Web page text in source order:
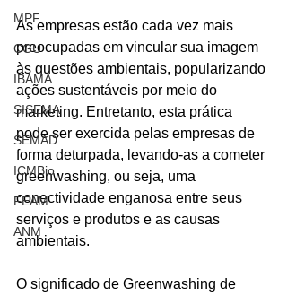
MPF
CGU
IBAMA
SISEMA
SEMAD
ICMBio
FEAM
ANM
As empresas estão cada vez mais
preocupadas em vincular sua imagem
às questões ambientais, popularizando
ações sustentáveis por meio do
marketing. Entretanto, esta prática
pode ser exercida pelas empresas de
forma deturpada, levando-as a cometer
greenwashing, ou seja, uma
conectividade enganosa entre seus
serviços e produtos e as causas
ambientais.
O significado de Greenwashing de